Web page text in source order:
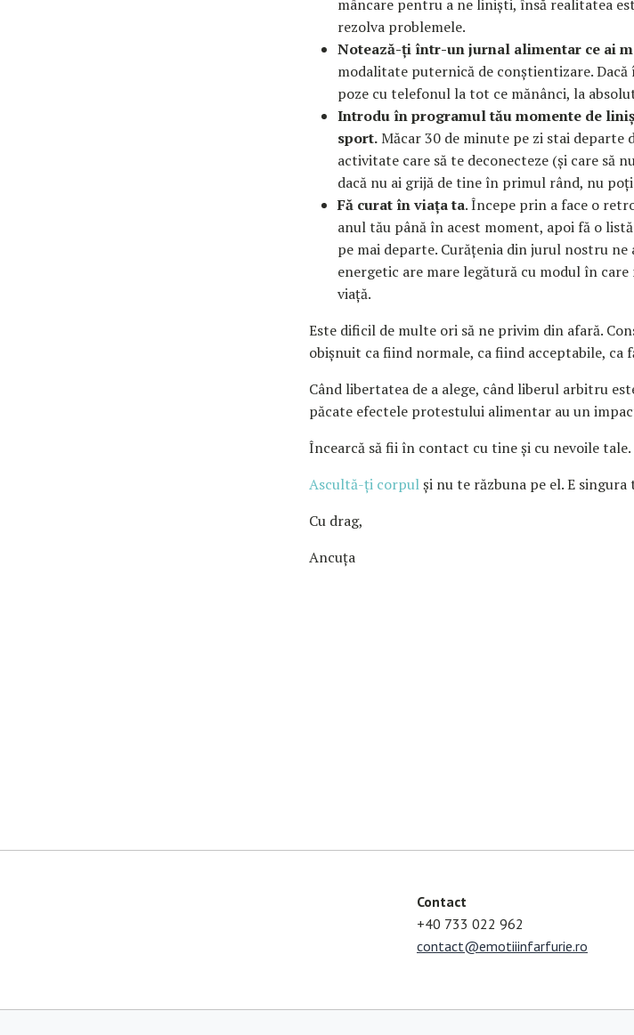
mâncare pentru a ne liniști, însă realitatea
rezolva problemele.
Notează-ți într-un jurnal alimentar ce ai
modalitate puternică de conștientizare.
poze cu telefonul la tot ce mănânci, la
Introdu în programul tău momente de
sport.Măcar 30 de minute pe zi stai departe
activitate care să te deconecteze (și care să
dacă nu ai grijă de tine în primul rând, nu
Fă curat în viața ta. Începe prin a face o
anul tău până în acest moment, apoi fă o
pe mai departe. Curățenia din jurul nostru ne
energetic are mare legătură cu modul în
viață.
Este dificil de multe ori să ne privim din afară.
obișnuit ca fiind normale, ca fiind acceptabile,
Când libertatea de a alege, când liberul arbitru
păcate efectele protestului alimentar au un
Încearcă să fii în contact cu tine și cu nevoile tale.
Ascultă-ți corpulși nu te răzbuna pe el. E singura
Cu drag,
Ancuța
Contact
+40 733 022 962
contact@emotiiinfarfurie.ro